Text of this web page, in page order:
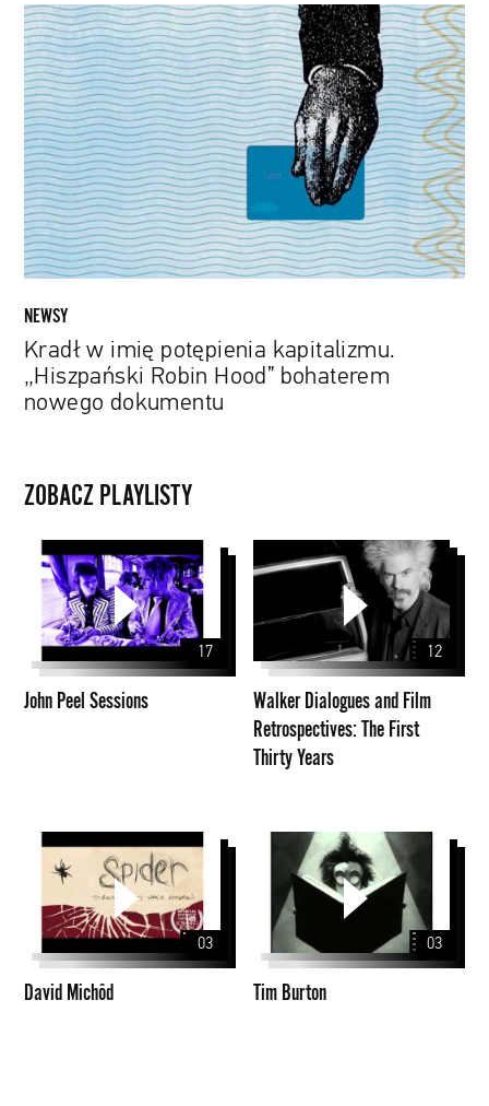
Kradł
w
imię
potępienia
kapitalizmu.
„Hiszpański
Robin
Hood”
bohaterem
nowego
dokumentu
NEWSY
Kradł w imię potępienia kapitalizmu.
„Hiszpański Robin Hood” bohaterem
nowego dokumentu
ZOBACZ PLAYLISTY
John
Peel
Sessions
17
John Peel Sessions
Dialogues
Film
Retrospectives:
First
Thirty
Years
12
Walker Dialogues and Film
Retrospectives: The First
Thirty Years
David
Michôd
03
David Michôd
03
Tim Burton